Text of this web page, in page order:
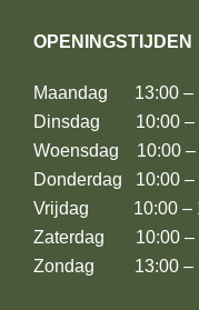
OPENINGSTIJDEN
Maandag 13:00 –
Dinsdag 10:00 –
Woensdag 10:00 –
Donderdag 10:00 –
Vrijdag 10:00 –
Zaterdag 10:00 –
Zondag 13:00 –